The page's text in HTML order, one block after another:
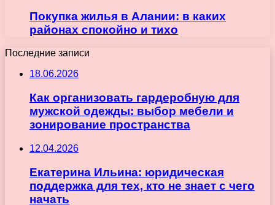
Покупка жилья в Алании: в каких
районах спокойно и тихо
Последние записи
18.06.2026
Как организовать гардеробную для
мужской одежды: выбор мебели и
зонирование пространства
12.04.2026
Екатерина Ильина: юридическая
поддержка для тех, кто не знает с чего
начать